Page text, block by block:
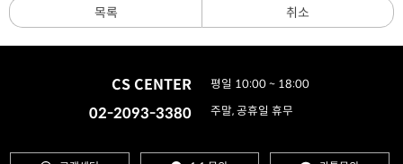
목록 취소
CS CENTER
02-2093-3380
평일 10:00 ~ 18:00
주말, 공휴일 휴무